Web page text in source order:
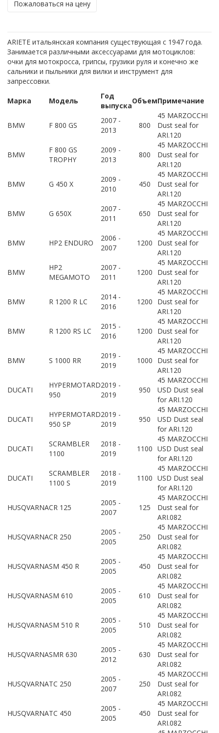
Пожаловаться на цену
ARIETE итальянская компания существующая с 1947 года.
Занимается различными аксессуарами для мотоциклов:
очки для мотокросса, грипсы, грузики руля и конечно же
сальники и пыльники для вилки и инструмент для
запрессовки.
Марка Модель
Год
выпуска
ОбъемПримечание
BMW F 800 GS
2007 -
2013
800
45 MARZOCCHI
Dust seal for
ARI.120
BMW
F 800 GS
TROPHY
2009 -
2013
800
45 MARZOCCHI
Dust seal for
ARI.120
BMW G 450 X
2009 -
2010
450
45 MARZOCCHI
Dust seal for
ARI.120
BMW G 650X
2007 -
2011
650
45 MARZOCCHI
Dust seal for
ARI.120
BMW HP2 ENDURO
2006 -
2007
1200
45 MARZOCCHI
Dust seal for
ARI.120
BMW
HP2
MEGAMOTO
2007 -
2011
1200
45 MARZOCCHI
Dust seal for
ARI.120
BMW R 1200 R LC
2014 -
2016
1200
45 MARZOCCHI
Dust seal for
ARI.120
BMW R 1200 RS LC
2015 -
2016
1200
45 MARZOCCHI
Dust seal for
ARI.120
BMW S 1000 RR
2019 -
2019
1000
45 MARZOCCHI
Dust seal for
ARI.120
DUCATI
HYPERMOTARD
950
2019 -
2019
950
45 MARZOCCHI
USD Dust seal
for ARI.120
DUCATI
HYPERMOTARD
950 SP
2019 -
2019
950
45 MARZOCCHI
USD Dust seal
for ARI.120
DUCATI
SCRAMBLER
1100
2018 -
2019
1100
45 MARZOCCHI
USD Dust seal
for ARI.120
DUCATI
SCRAMBLER
1100 S
2018 -
2019
1100
45 MARZOCCHI
USD Dust seal
for ARI.120
HUSQVARNACR 125
2005 -
2007
125
45 MARZOCCHI
Dust seal for
ARI.082
HUSQVARNACR 250
2005 -
2005
250
45 MARZOCCHI
Dust seal for
ARI.082
HUSQVARNASM 450 R
2005 -
2005
450
45 MARZOCCHI
Dust seal for
ARI.082
HUSQVARNASM 610
2005 -
2005
610
45 MARZOCCHI
Dust seal for
ARI.082
HUSQVARNASM 510 R
2005 -
2005
510
45 MARZOCCHI
Dust seal for
ARI.082
HUSQVARNASMR 630
2005 -
2012
630
45 MARZOCCHI
Dust seal for
ARI.082
HUSQVARNATC 250
2005 -
2007
250
45 MARZOCCHI
Dust seal for
ARI.082
HUSQVARNATC 450
2005 -
2005
450
45 MARZOCCHI
Dust seal for
ARI.082